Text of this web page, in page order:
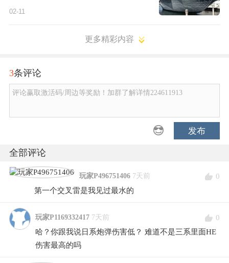
02-11
更多精彩内容
3条评论
评论赢取激活码/周边等奖励！加群了解详情224611913
发布
全部评论
玩家P496751406 7天前
0
第一个交叉雷是我见过最水的
玩家P1169332417 7天前
0
哈？你跟我说日系炮弹伤害低？ 难道不是三系里面HE
伤害最高的吗